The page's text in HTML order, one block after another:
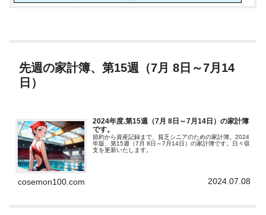
先週の家計簿、第15週（7月 8日～7月14
日）
2024年度.第15週（7月 8日～7月14日）の家計簿
です。
節約から資産記録まで、貧乏シニアのための家計簿。2024
年版、第15週（7月 8日～7月14日）の家計簿です。日々収
支を更新いたします。
cosemon100.com 2024.07.08